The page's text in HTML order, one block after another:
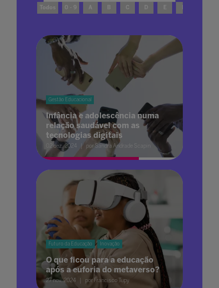
Todos 0 - 9 A B C E
Gestão Educacional
Infância e adolescência numa
relação saudável com as
tecnologias digitais
02 dez. 2024 por Sandra Andrade Scapin
Futuro da Educação Inovação
O que ficou para a educação
após a euforia do metaverso?
27 nov. 2024 por Francisco Tupy